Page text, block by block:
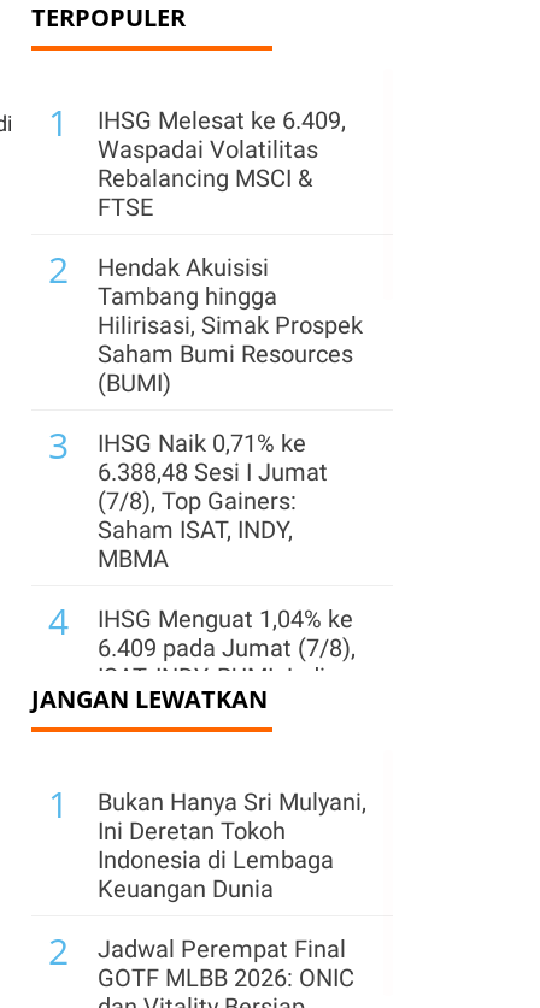
TERPOPULER
1
IHSG Melesat ke 6.409,
Waspadai Volatilitas
Rebalancing MSCI &
FTSE
2
Hendak Akuisisi
Tambang hingga
Hilirisasi, Simak Prospek
Saham Bumi Resources
(BUMI)
3
IHSG Naik 0,71% ke
6.388,48 Sesi I Jumat
(7/8), Top Gainers:
Saham ISAT, INDY,
MBMA
4
IHSG Menguat 1,04% ke
6.409 pada Jumat (7/8),
ISAT, INDY, BUMI Jadi
Top Gainers LQ45
Level 6.372 Jumat (7/8)
Pagi, Sentimen Domestik
Masih Positif
Wijaya Karya (WIKA)
Buka Suara Soal
Rencana Kemenkeu
Ambil Alih Saham
JANGAN LEWATKAN
1
Bukan Hanya Sri Mulyani,
Ini Deretan Tokoh
Indonesia di Lembaga
Keuangan Dunia
2
Jadwal Perempat Final
GOTF MLBB 2026: ONIC